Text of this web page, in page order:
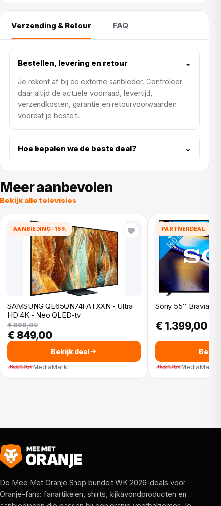
Verzending & Retour FAQ
Bestellen, levering en retour ⌄
Je rekent af bij de externe aanbieder. Controleer
daar altijd de actuele voorraad, levertijd,
verzendkosten, garantie en retourvoorwaarden
voordat je bestelt.
Hoe bepalen we de beste deal? ⌄
Meer aanbevolen
Bekijk alle televisies
AANBIEDING-15%
SAMSUNG QE65QN74FATXXN - Ultra
HD 4K - Neo QLED-tv
€ 999,00
€ 849,00
Bekijk deal
MediaMarkt
PARTNERDEAL
Sony 55'' Bravia 8
€ 1.399,00
MediaMarkt
De Mee Met Oranje Shop bundelt WK 2026-deals voor
Oranje-fans: fanartikelen, shirts, kijkavondproducten en